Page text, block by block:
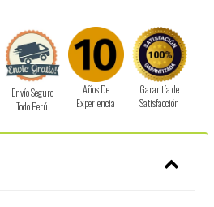
Envío Seguro
Todo Perú
Años De
Experiencia
Garantía de
Satisfacción